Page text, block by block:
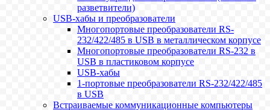
разветвители)
USB-хабы и преобразователи
Многопортовые преобразователи RS-
232/422/485 в USB в металлическом корпусе
Многопортовые преобразователи RS-232 в
USB в пластиковом корпусе
USB-хабы
1-портовые преобразователи RS-232/422/485
в USB
Встраиваемые коммуникационные компьютеры